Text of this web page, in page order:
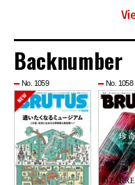
Backnumber
No. 1059 No. 1058